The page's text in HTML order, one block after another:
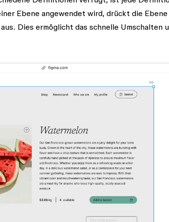
Ebene angewendet wird, drückt die
Dies ermöglicht das schnelle Umschalten